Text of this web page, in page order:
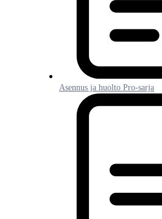
Asennus ja huolto Pro-sarja